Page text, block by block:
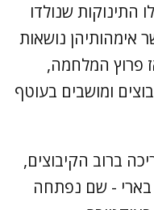
התינוקות שנולדו
נושאות
פרוץ המלחמה,
ומושבים בעוטף
ברוב הקיבוצים,
בארי - שם נפתחה